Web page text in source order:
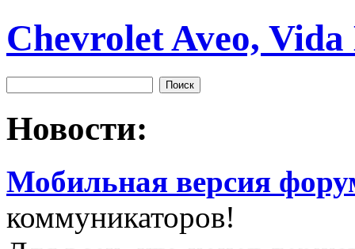
Chevrolet Aveo,
Новости:
Мобильная версия
коммуникаторов!